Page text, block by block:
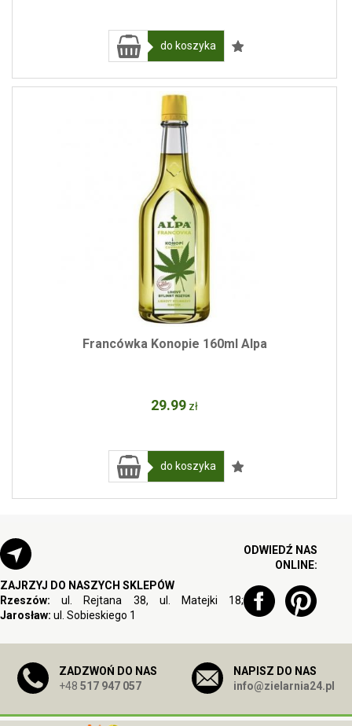
do koszyka
Francówka Konopie 160ml Alpa
29.99 zł
do koszyka
ZAJRZYJ DO NASZYCH SKLEPÓW
Rzeszów: ul. Rejtana 38, ul. Matejki 18;
Jarosław: ul. Sobieskiego 1
ODWIEDŹ NAS
ONLINE:
ZADZWOŃ DO NAS
+48 517 947 057
NAPISZ DO NAS
info@zielarnia24.pl